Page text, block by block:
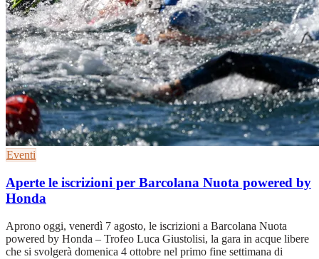
Eventi
Aperte le iscrizioni per Barcolana Nuota powered by
Honda
Aprono oggi, venerdì 7 agosto, le iscrizioni a Barcolana Nuota
powered by Honda – Trofeo Luca Giustolisi, la gara in acque libere
che si svolgerà domenica 4 ottobre nel primo fine settimana di